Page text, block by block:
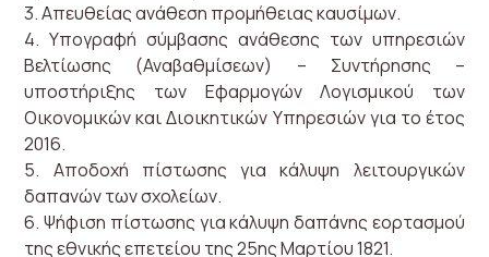
3. Απευθείας ανάθεση προμήθειας καυσίμων.
4. Υπογραφή σύμβασης ανάθεσης των υπηρεσιών
Βελτίωσης (Αναβαθμίσεων) – Συντήρησης –
υποστήριξης των Εφαρμογών Λογισμικού των
Οικονομικών και Διοικητικών Υπηρεσιών για το έτος
2016.
5. Αποδοχή πίστωσης για κάλυψη λειτουργικών
δαπανών των σχολείων.
6. Ψήφιση πίστωσης για κάλυψη δαπάνης εορτασμού
της εθνικής επετείου της 25ης Μαρτίου 1821.